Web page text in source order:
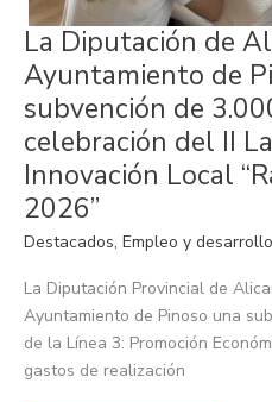
La Diputación de
Ayuntamiento de
subvención de
celebración del II
Innovación Local
2026”
Destacados, Empleo y
La Diputación Provincial de
Ayuntamiento de Pinoso una
de la Línea 3: Promoción
gastos de realización
La
Diputación
de
Alicante
concede
al
Ayuntamiento
de
Pinoso
una
subvención
de
3.000
euros
la
celebración
del
Laboratorio
de
Innovación